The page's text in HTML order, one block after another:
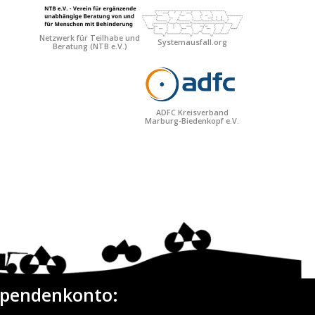
Netzwerk für Teilhabe und
Beratung (NTB e.V.) Systemausfall.org
ADFC Kreisverband
Marburg-Biedenkopf e.V.